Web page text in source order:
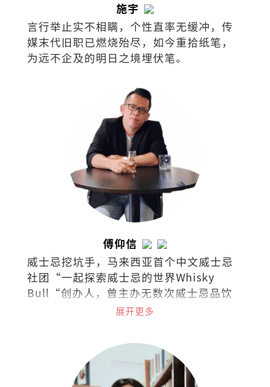
施宇
言行举止实不相瞒，个性直率无缓冲，传
媒末代旧职已燃烧殆尽，如今重拾纸笔，
为远不企及的明日之境埋伏笔。
傅仰信
威士忌挖坑手，马来西亚首个中文威士忌
社团“一起探索威士忌的世界Whisky
Bull“创办人，曾主办无数次威士忌品饮
展开更多